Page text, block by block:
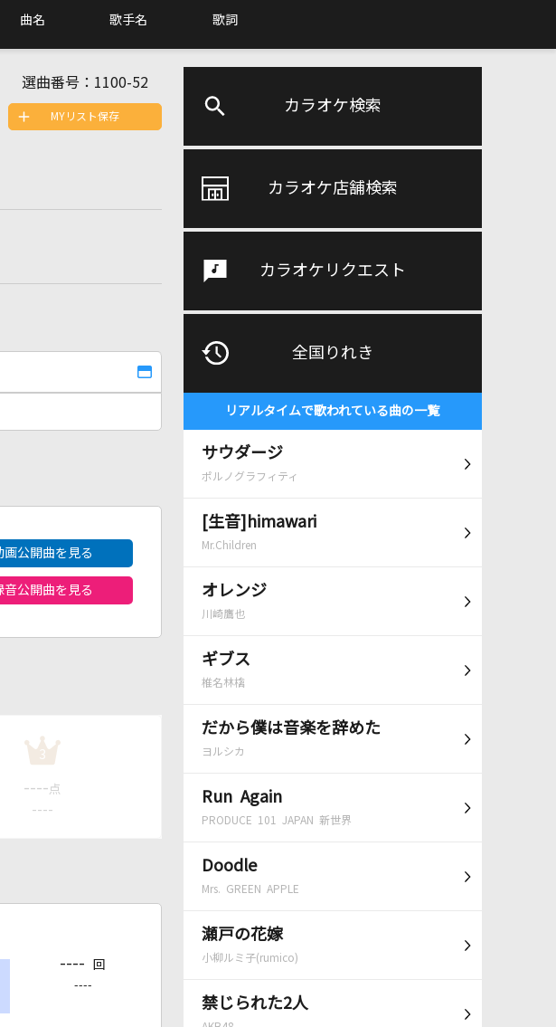
曲名 歌手名 歌詞
カラオケ検索
カラオケ店舗検索
カラオケリクエスト
全国りれき
リアルタイムで歌われている曲の一覧
サウダージ
ポルノグラフィティ
[生音]himawari
Mr.Children
オレンジ
川崎鷹也
ギブス
椎名林檎
だから僕は音楽を辞めた
ヨルシカ
Run Again
PRODUCE 101 JAPAN 新世界
Doodle
Mrs. GREEN APPLE
瀬戸の花嫁
小柳ルミ子(rumico)
禁じられた2人
選曲番号： 1100-52
MYリスト保存
画公開曲を見る
音公開曲を見る
3
---- 点
----
---- 回
----